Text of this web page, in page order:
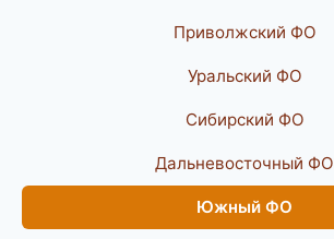
Приволжский ФО
Уральский ФО
Сибирский ФО
Дальневосточный ФО
Южный ФО